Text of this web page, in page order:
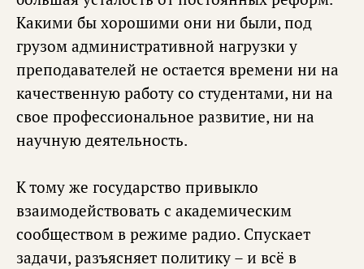
Какими бы хорошими они ни были, под
грузом административной нагрузки у
преподавателей не остается времени ни на
качественную работу со студентами, ни на
свое профессиональное развитие, ни на
научную деятельность.
К тому же государство привыкло
взаимодействовать с академическим
сообществом в режиме радио. Спускает
задачи, разъясняет политику – и всё в